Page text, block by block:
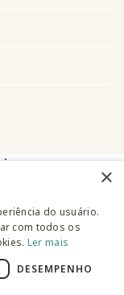
×
do usuário.
com todos os
Ler mais
DESEMPENHO